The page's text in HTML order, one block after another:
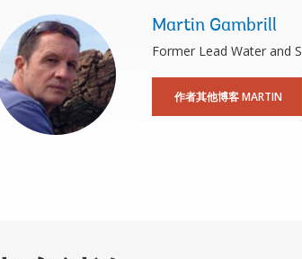
Martin Gambrill
Former Lead Water and
作者其他博客 MARTIN